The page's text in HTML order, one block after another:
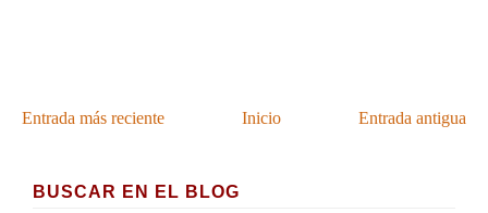
Entrada más reciente Entrada antigua
Inicio
BUSCAR EN EL BLOG